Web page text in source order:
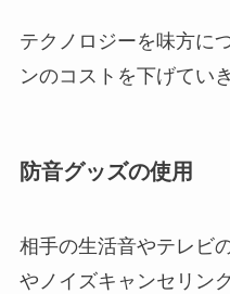
テクノロジーを味方に
ンのコストを下げてい
防音グッズの使用
相手の生活音やテレビ
やノイズキャンセリン